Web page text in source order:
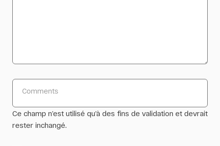
Comments
Ce champ n’est utilisé qu’à des fins de validation et devrait
rester inchangé.